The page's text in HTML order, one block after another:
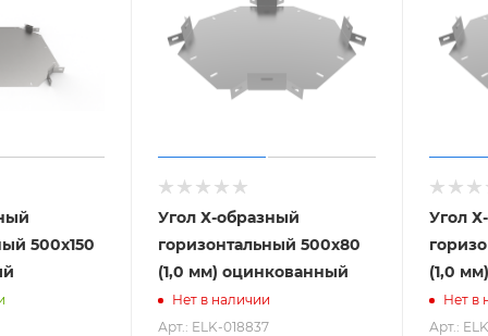
500х150
Угол Х-образный
горизонтальный 500х80
(1,0 мм) оцинкованный
Нет в наличии
Арт.: ELK-018837
Угол
(1,0
Нет в
Арт.: